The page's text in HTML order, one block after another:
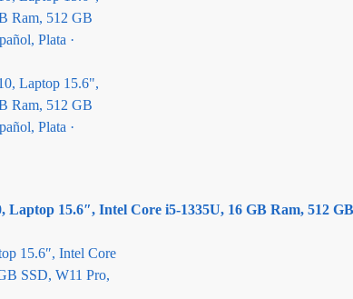
Laptop 15.6″, Intel Core i5-1335U, 16 GB Ram, 512